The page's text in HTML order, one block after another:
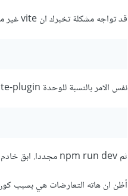
قد تواجه مشكلة تخبرك ان vite غير معرف ضمن المشروع، يمكنك تثبيته هو الآخر عن طريق
نفس الامر بالنسبة للوحدة laravel-vite-plugin
ثم npm run dev مجددا. ابق خادم npm مشغلا وشغل php artisan serve وسيعمل معك المشروع بشكل طبيعي.